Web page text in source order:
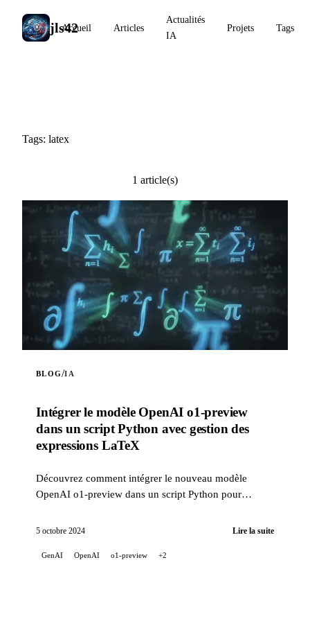
jls42
Accueil Articles
Actualités
IA
Projets Tags
Tags: latex
1 article(s)
BLOG/IA
Intégrer le modèle OpenAI o1-preview
dans un script Python avec gestion des
expressions LaTeX
Découvrez comment intégrer le nouveau modèle
OpenAI o1-preview dans un script Python pour
vous pe...
5 octobre 2024 Lire la suite
GenAI OpenAI o1-preview +2